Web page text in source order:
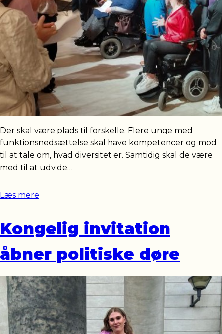
Der skal være plads til forskelle. Flere unge med
funktionsnedsættelse skal have kompetencer og mod
til at tale om, hvad diversitet er. Samtidig skal de være
med til at udvide…
Læs mere
Kongelig invitation
åbner politiske døre